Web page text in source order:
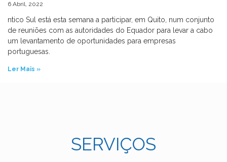
6 Abril, 2022
ntico Sul está esta semana a participar, em Quito, num conjunto
de reuniões com as autoridades do Equador para levar a cabo
um levantamento de oportunidades para empresas
portuguesas.
Ler Mais »
SERVIÇOS